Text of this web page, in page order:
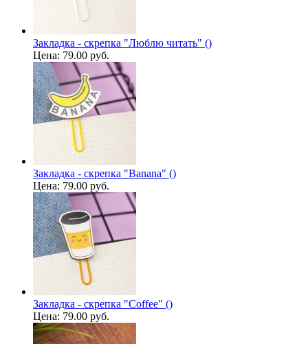
Закладка - скрепка "Люблю читать" ()
Цена: 79.00 руб.
Закладка - скрепка "Banana" ()
Цена: 79.00 руб.
Закладка - скрепка "Coffee" ()
Цена: 79.00 руб.